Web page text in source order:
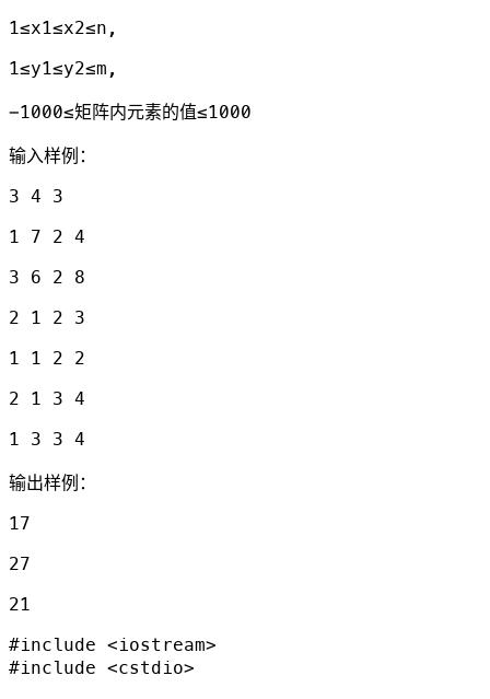
1≤x1≤x2≤n,
1≤y1≤y2≤m,
−1000≤矩阵内元素的值≤1000
输入样例：
3 4 3
1 7 2 4
3 6 2 8
2 1 2 3
1 1 2 2
2 1 3 4
1 3 3 4
输出样例：
17
27
21
#include <iostream>
#include <cstdio>